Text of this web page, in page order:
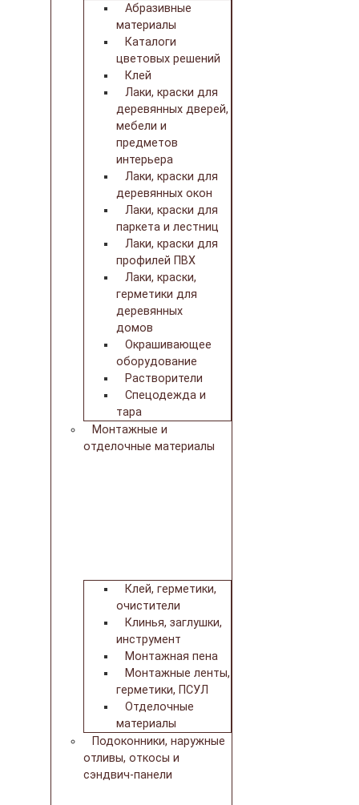
Абразивные
материалы
Каталоги
цветовых решений
Клей
Лаки, краски для
деревянных дверей,
мебели и
предметов
интерьера
Лаки, краски для
деревянных окон
Лаки, краски для
паркета и лестниц
Лаки, краски для
профилей ПВХ
Лаки, краски,
герметики для
деревянных
домов
Окрашивающее
оборудование
Растворители
Спецодежда и
тара
Монтажные и
отделочные материалы
Клей, герметики,
очистители
Клинья, заглушки,
инструмент
Монтажная пена
Монтажные ленты,
герметики, ПСУЛ
Отделочные
материалы
Подоконники, наружные
отливы, откосы и
сэндвич-панели